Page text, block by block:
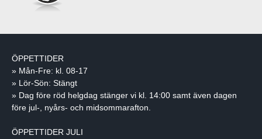
ÖPPETTIDER
» Mån-Fre: kl. 08-17
» Lör-Sön: Stängt
» Dag före röd helgdag stänger vi kl. 14:00 samt även dagen
före jul-, nyårs- och midsommarafton.
ÖPPETTIDER JULI